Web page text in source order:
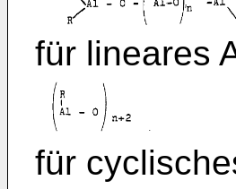
für lineares
für